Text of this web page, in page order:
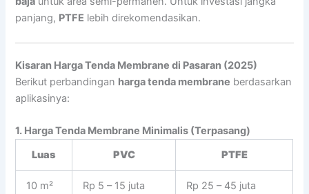
panjang, PTFE lebih direkomendasikan.
Kisaran Harga Tenda Membrane di Pasaran (2025)
Berikut perbandingan harga tenda membrane berdasarkan
aplikasinya:
1. Harga Tenda Membrane Minimalis (Terpasang)
Luas
PVC PTFE
10 m² Rp 5 – 15 juta Rp 25 – 45 juta